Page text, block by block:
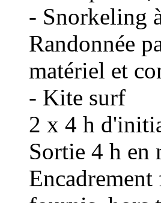
- Snorkeling
Randonnée
matériel et
- Kite surf
2 x 4 h
Sortie 4 h en